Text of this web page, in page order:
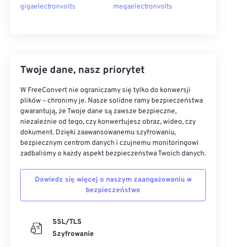
gigaelectronvolts
megaelectronvolts
Twoje dane, nasz priorytet
W FreeConvert nie ograniczamy się tylko do konwersji
plików – chronimy je. Nasze solidne ramy bezpieczeństwa
gwarantują, że Twoje dane są zawsze bezpieczne,
niezależnie od tego, czy konwertujesz obraz, wideo, czy
dokument. Dzięki zaawansowanemu szyfrowaniu,
bezpiecznym centrom danych i czujnemu monitoringowi
zadbaliśmy o każdy aspekt bezpieczeństwa Twoich danych.
Dowiedz się więcej o naszym zaangażowaniu w
bezpieczeństwo
SSL/TLS
Szyfrowanie